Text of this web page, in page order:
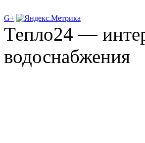
G+
Тепло24 —
водоснабжения